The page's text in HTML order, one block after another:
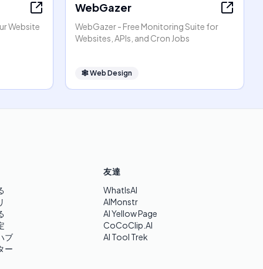
Website
WebGazer
WebGazer - Free Monitoring Suite for
Websites, APIs, and Cron Jobs
🕸Web Design
ブ
ー
友達
WhatIsAI
AIMonstr
AI Yellow Page
CoCoClip.AI
AI Tool Trek